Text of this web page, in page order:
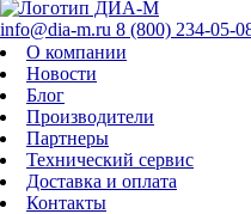
info@dia-m.ru 8 (800) 234-05-
О компании
Новости
Блог
Производители
Партнеры
Технический сервис
Доставка и оплата
Контакты